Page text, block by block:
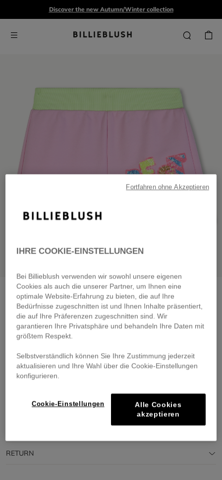
Discover the new Autumn/Winter collection
Fleece shortsnosegay
From € 45,00
Pay in 4 interest-free instalments
🔒 Secure payment & easy returns
DESCRIPTION
TRACEABILITY
RETURN
IHRE COOKIE-EINSTELLUNGEN
Bei Billieblush verwenden wir sowohl unsere eigenen
Cookies als auch die unserer Partner, um Ihnen eine
optimale Website-Erfahrung zu bieten, die auf Ihre
Bedürfnisse zugeschnitten ist und Ihnen Inhalte präsentiert,
die auf Ihre Präferenzen zugeschnitten sind. Wir
garantieren Ihre Privatsphäre und behandeln Ihre Daten mit
größtem Respekt.
Selbstverständlich können Sie Ihre Zustimmung jederzeit
aktualisieren und Ihre Wahl über die Cookie-Einstellungen
konfigurieren.
Cookie-Einstellungen
Alle Cookies
akzeptieren
Fortfahren ohne Akzeptieren